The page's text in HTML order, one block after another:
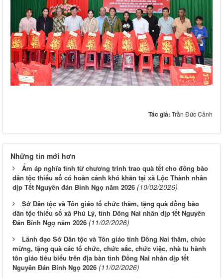
Tác giả: Trần Đức Cảnh
Những tin mới hơn
Ấm áp nghĩa tình từ chương trình trao quà tết cho đồng bào
dân tộc thiểu số có hoàn cảnh khó khăn tại xã Lộc Thành nhân
dịp Tết Nguyên đán Bính Ngọ năm 2026 (10/02/2026)
Sở Dân tộc và Tôn giáo tổ chức thăm, tặng quà đồng bào
dân tộc thiểu số xã Phú Lý, tỉnh Đồng Nai nhân dịp tết Nguyên
Đán Bính Ngọ năm 2026 (11/02/2026)
Lãnh đạo Sở Dân tộc và Tôn giáo tỉnh Đồng Nai thăm, chúc
mừng, tặng quà các tổ chức, chức sắc, chức việc, nhà tu hành
tôn giáo tiêu biểu trên địa bàn tỉnh Đồng Nai nhân dịp tết
Nguyên Đán Bính Ngọ 2026 (11/02/2026)